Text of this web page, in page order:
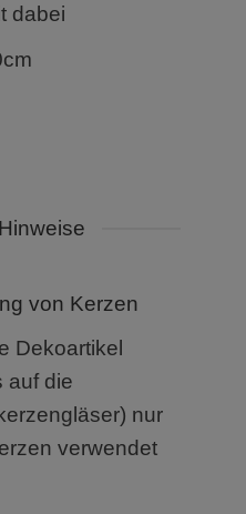
dabei
von Kerzen
Dekoartikel
auf die
nur
verwendet